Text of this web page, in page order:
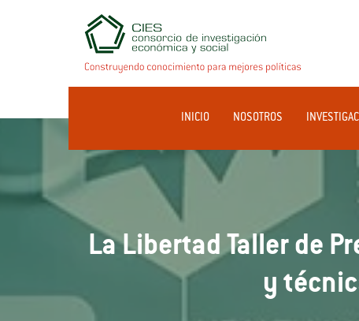
INICIO NOSOTROS
La Libertad Taller de
y